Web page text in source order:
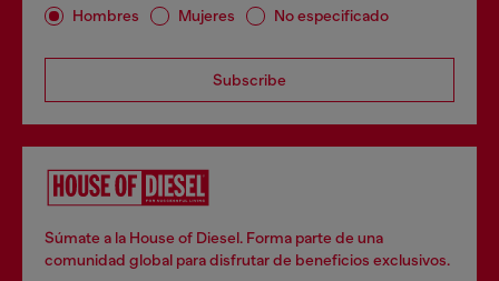
Hombres Mujeres No especificado
Subscribe
Súmate a la House of Diesel. Forma parte de una
comunidad global para disfrutar de beneficios exclusivos.